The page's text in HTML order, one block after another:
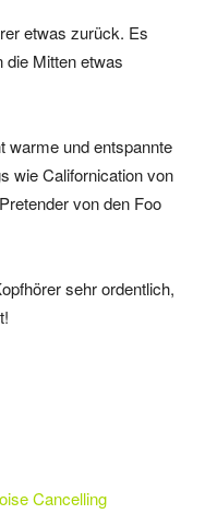
etwas zurück. Es
die Mitten etwas
warme und entspannte
wie Californication von
von den Foo
sehr ordentlich,
Cancelling